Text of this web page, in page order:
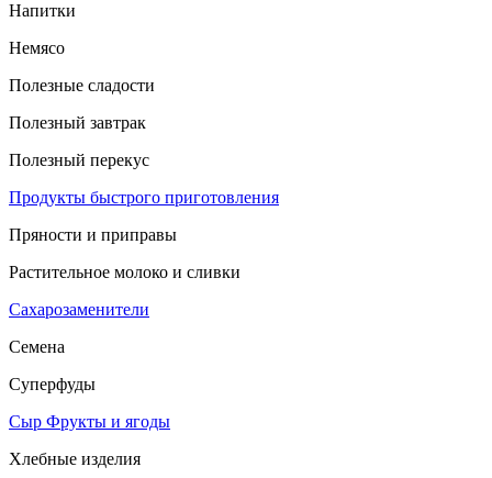
Напитки
Немясо
Полезные сладости
Полезный завтрак
Полезный перекус
Продукты быстрого приготовления
Пряности и приправы
Растительное молоко и сливки
Сахарозаменители
Семена
Суперфуды
Сыр Фрукты и ягоды
Хлебные изделия